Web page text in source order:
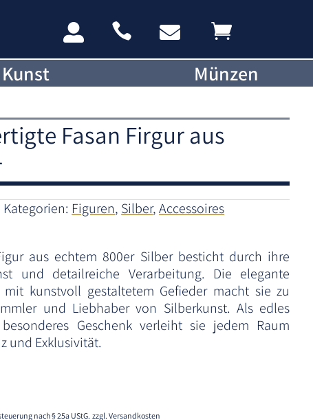
   
Kunst Münzen
Fasan Firgur aus
Kategorien: Figuren, Silber,Accessoires
aus echtem 800er Silber besticht durch ihre
und detailreiche Verarbeitung. Die elegante
mit kunstvoll gestaltetem Gefieder macht sie zu
und Liebhaber von Silberkunst. Als edles
Geschenk verleiht sie jedem Raum
und Exklusivität.
nach § 25a UStG. zzgl. Versandkosten